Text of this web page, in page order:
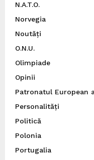
N.A.T.O.
Norvegia
Noutăți
O.N.U.
Olimpiade
Opinii
Patronatul European
Personalități
Politică
Polonia
Portugalia